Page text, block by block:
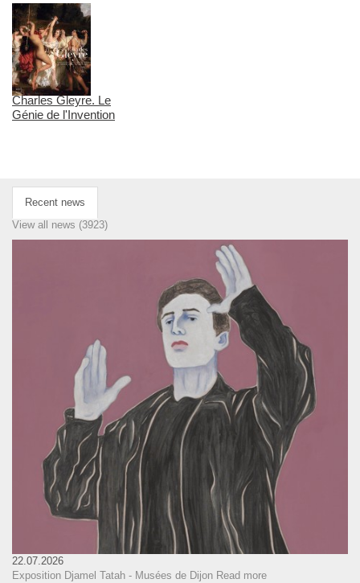
Charles Gleyre. Le
Génie de l'Invention
Recent news
View all news (3923)
22.07.2026
Exposition Djamel Tatah - Musées de Dijon Read more